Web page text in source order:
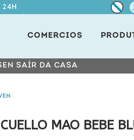
24H
COMERCIOS
SAÍR DA CASA
MAO BEBE